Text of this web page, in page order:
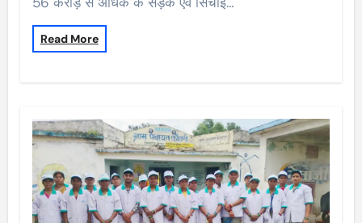
Read More